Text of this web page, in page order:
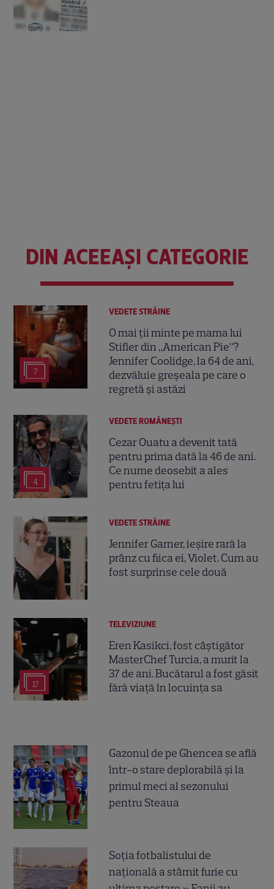
DIN ACEEAȘI CATEGORIE
7
VEDETE STRĂINE
O mai ții minte pe mama lui
Stifler din „American Pie”?
Jennifer Coolidge, la 64 de ani,
dezvăluie greșeala pe care o
regretă și astăzi
4
VEDETE ROMÂNEŞTI
Cezar Ouatu a devenit tată
pentru prima dată la 46 de ani.
Ce nume deosebit a ales
pentru fetița lui
VEDETE STRĂINE
Jennifer Garner, ieșire rară la
prânz cu fiica ei, Violet. Cum au
fost surprinse cele două
17
TELEVIZIUNE
Eren Kasikci, fost câștigător
MasterChef Turcia, a murit la
37 de ani. Bucătarul a fost găsit
fără viață în locuința sa
Gazonul de pe Ghencea se află
într-o stare deplorabilă și la
primul meci al sezonului
pentru Steaua
Soția fotbalistului de
națională a stârnit furie cu